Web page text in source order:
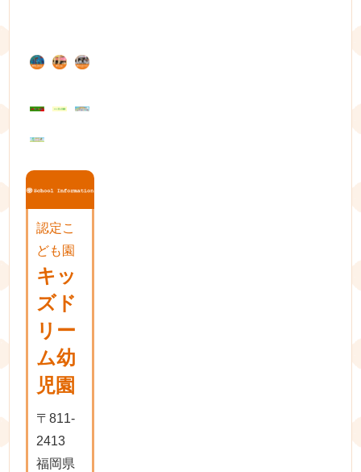
ゲ
ー
ョ
認定こ
ども園
キッ
ズド
リー
ム幼
児園
〒811-
2413
福岡県